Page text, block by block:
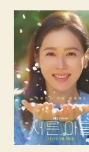
r
d
o
p
o
s
t